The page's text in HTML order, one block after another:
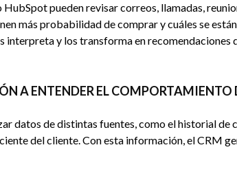
pueden revisar correos, llamadas,
más probabilidad de comprar y cuáles se
y los transforma en recomendaciones
A ENTENDER EL COMPORTAMIENTO
datos de distintas fuentes, como el historial de
del cliente. Con esta información, el CRM